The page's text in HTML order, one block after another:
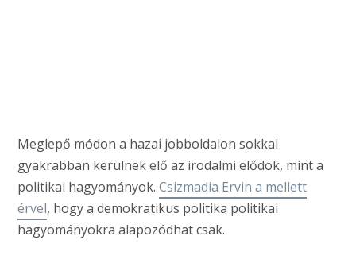
Meglepő módon a hazai jobboldalon sokkal
gyakrabban kerülnek elő az irodalmi elődök, mint a
politikai hagyományok. Csizmadia Ervin a mellett
érvel, hogy a demokratikus politika politikai
hagyományokra alapozódhat csak.